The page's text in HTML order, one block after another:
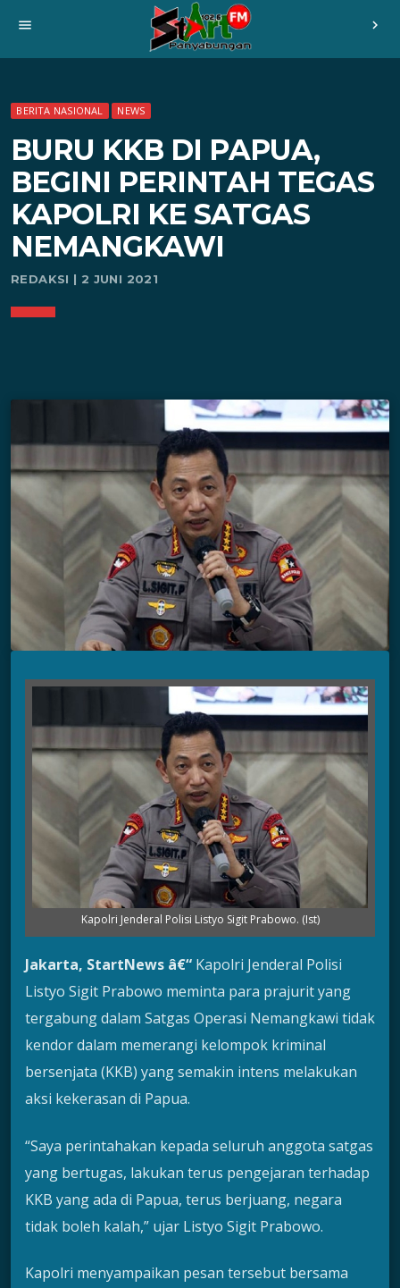
menu chevron_right
BERITA NASIONAL NEWS
BURU KKB DI PAPUA,
BEGINI PERINTAH TEGAS
KAPOLRI KE SATGAS
NEMANGKAWI
REDAKSI | 2 JUNI 2021
Kapolri Jenderal Polisi Listyo Sigit Prabowo. (Ist)
Jakarta, StartNews â€“ Kapolri Jenderal Polisi
Listyo Sigit Prabowo meminta para prajurit yang
tergabung dalam Satgas Operasi Nemangkawi tidak
kendor dalam memerangi kelompok kriminal
bersenjata (KKB) yang semakin intens melakukan
aksi kekerasan di Papua.
“Saya perintahakan kepada seluruh anggota satgas
yang bertugas, lakukan terus pengejaran terhadap
KKB yang ada di Papua, terus berjuang, negara
tidak boleh kalah,” ujar Listyo Sigit Prabowo.
Kapolri menyampaikan pesan tersebut bersama